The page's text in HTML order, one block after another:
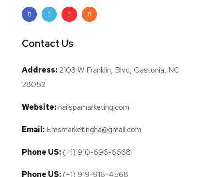
Contact Us
Address: 2103 W Franklin, Blvd, Gastonia, NC
28052
Website:nailspamarketing.com
Email: Emsmarketingha@gmail.com
Phone US: (+1) 910-696-6668
Phone US: (+1) 919-916-4568